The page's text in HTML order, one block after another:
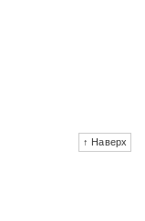
↑ Наверх